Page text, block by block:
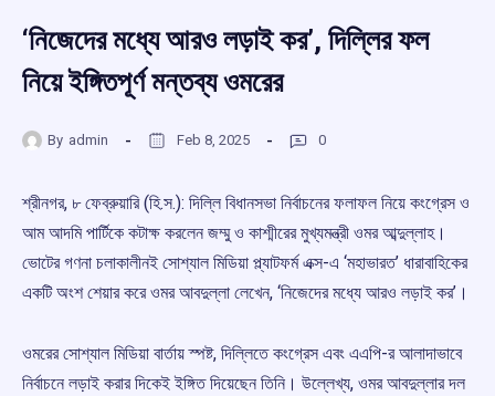
‘নিজেদের মধ্যে আরও লড়াই কর’, দিল্লির ফল
নিয়ে ইঙ্গিতপূর্ণ মন্তব্য ওমরের
By admin Feb 8, 2025 0
শ্রীনগর, ৮ ফেব্রুয়ারি (হি.স.): দিল্লি বিধানসভা নির্বাচনের ফলাফল নিয়ে কংগ্রেস ও
আম আদমি পার্টিকে কটাক্ষ করলেন জম্মু ও কাশ্মীরের মুখ্যমন্ত্রী ওমর আব্দুল্লাহ।
ভোটের গণনা চলাকালীনই সোশ্যাল মিডিয়া প্ল্যাটফর্ম এক্স-এ ‘মহাভারত’ ধারাবাহিকের
একটি অংশ শেয়ার করে ওমর আবদুল্লা লেখেন, ‘নিজেদের মধ্যে আরও লড়াই কর’।
ওমরের সোশ্যাল মিডিয়া বার্তায় স্পষ্ট, দিল্লিতে কংগ্রেস এবং এএপি-র আলাদাভাবে
নির্বাচনে লড়াই করার দিকেই ইঙ্গিত দিয়েছেন তিনি। উল্লেখ্য, ওমর আবদুল্লার দল